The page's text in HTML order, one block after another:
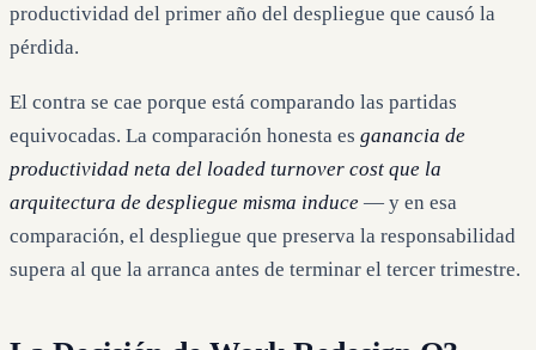
productividad del primer año del despliegue que causó la
pérdida.
El contra se cae porque está comparando las partidas
equivocadas. La comparación honesta es ganancia de
productividad neta del loaded turnover cost que la
arquitectura de despliegue misma induce — y en esa
comparación, el despliegue que preserva la responsabilidad
supera al que la arranca antes de terminar el tercer trimestre.